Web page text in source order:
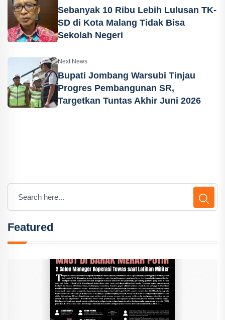
Sebanyak 10 Ribu Lebih Lulusan TK-
SD di Kota Malang Tidak Bisa
Sekolah Negeri
Next News
Bupati Jombang Warsubi Tinjau
Progres Pembangunan SR,
Targetkan Tuntas Akhir Juni 2026
Featured